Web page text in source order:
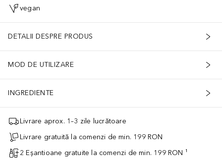
vegan
DETALII DESPRE PRODUS
MOD DE UTILIZARE
INGREDIENTE
Livrare aprox. 1–3 zile lucrătoare
Livrare gratuită la comenzi de min. 199 RON
2 Eșantioane gratuite la comenzi de min. 199 RON ¹